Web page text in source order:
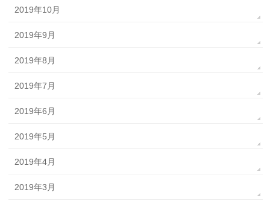
2019年10月
2019年9月
2019年8月
2019年7月
2019年6月
2019年5月
2019年4月
2019年3月